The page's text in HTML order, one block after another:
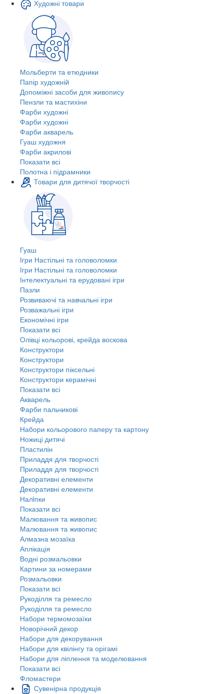
Художні товари
Мольберти та етюдники
Папір художній
Допоміжні засоби для живопису
Пензли та мастихіни
Фарби художні
Фарби художні
Фарби акварель
Гуаш художня
Фарби акрилові
Показати всі
Полотна і підрамники
Товари для дитячої творчості
Гуаш
Ігри Настільні та головоломки
Ігри Настільні та головоломки
Інтелектуальні та ерудовані ігри
Пазли
Розвиваючі та навчальні ігри
Розважальні ігри
Економічні ігри
Показати всі
Олівці кольорові, крейда воскова
Конструктори
Конструктори
Конструктори піксельні
Конструктори керамічні
Показати всі
Акварель
Фарби пальчикові
Крейда
Набори кольорового паперу та картону
Ножиці дитячі
Пластилін
Приладдя для творчості
Приладдя для творчості
Декоративні елементи
Декоративні елементи
Налiпки
Показати всі
Малювання та живопис
Малювання та живопис
Алмазна мозаїка
Аплікація
Водні розмальовки
Картини за номерами
Розмальовки
Показати всі
Рукоділля та ремесло
Рукоділля та ремесло
Набори термомозаїки
Новорічний декор
Набори для декорування
Набори для квілінгу та орігамі
Набори для ліплення та моделювання
Показати всі
Фломастери
Сувенірна продукція